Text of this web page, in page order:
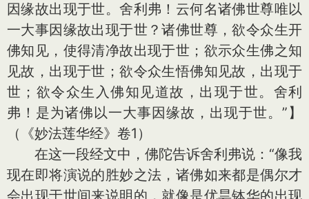
因缘故出现于世。舍利弗！云何名诸佛世尊唯以
一大事因缘故出现于世？诸佛世尊，欲令众生开
佛知见，使得清净故出现于世；欲示众生佛之知
见故，出现于世；欲令众生悟佛知见故，出现于
世；欲令众生入佛知见道故，出现于世。舍利
弗！是为诸佛以一大事因缘故，出现于世。”】
（《妙法莲华经》卷1）
在这一段经文中，佛陀告诉舍利弗说：“像我
现在即将演说的胜妙之法，诸佛如来都是偶尔才
会出现于世间来说明的，就像是优昙钵华的出现